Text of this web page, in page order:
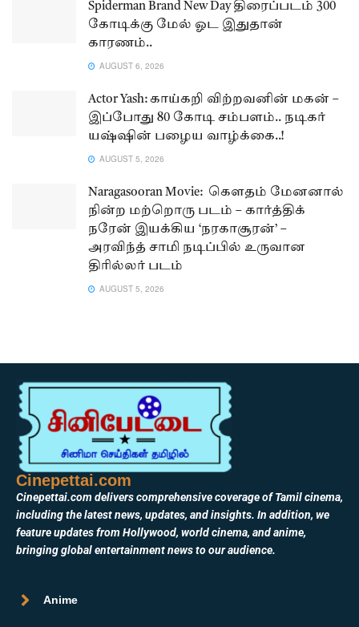
Spiderman Brand New Day திரைப்படம் 300
கோடிக்கு மேல் ஓட இதுதான்
காரணம்..
AUGUST 6, 2026
Actor Yash: காய்கறி விற்றவனின் மகன் –
இப்போது 80 கோடி சம்பளம்.. நடிகர்
யஷ்ஷின் பழைய வாழ்க்கை..!
AUGUST 5, 2026
Naragasooran Movie: கௌதம் மேனனால்
நின்ற மற்றொரு படம் – கார்த்திக்
நரேன் இயக்கிய ‘நரகாசூரன்’ –
அரவிந்த் சாமி நடிப்பில் உருவான
திரில்லர் படம்
AUGUST 5, 2026
Cinepettai.com
Cinepettai.com delivers comprehensive coverage of Tamil cinema,
including the latest news, updates, and insights. In addition, we
feature updates from Hollywood, world cinema, and anime,
bringing global entertainment news to our audience.
Anime